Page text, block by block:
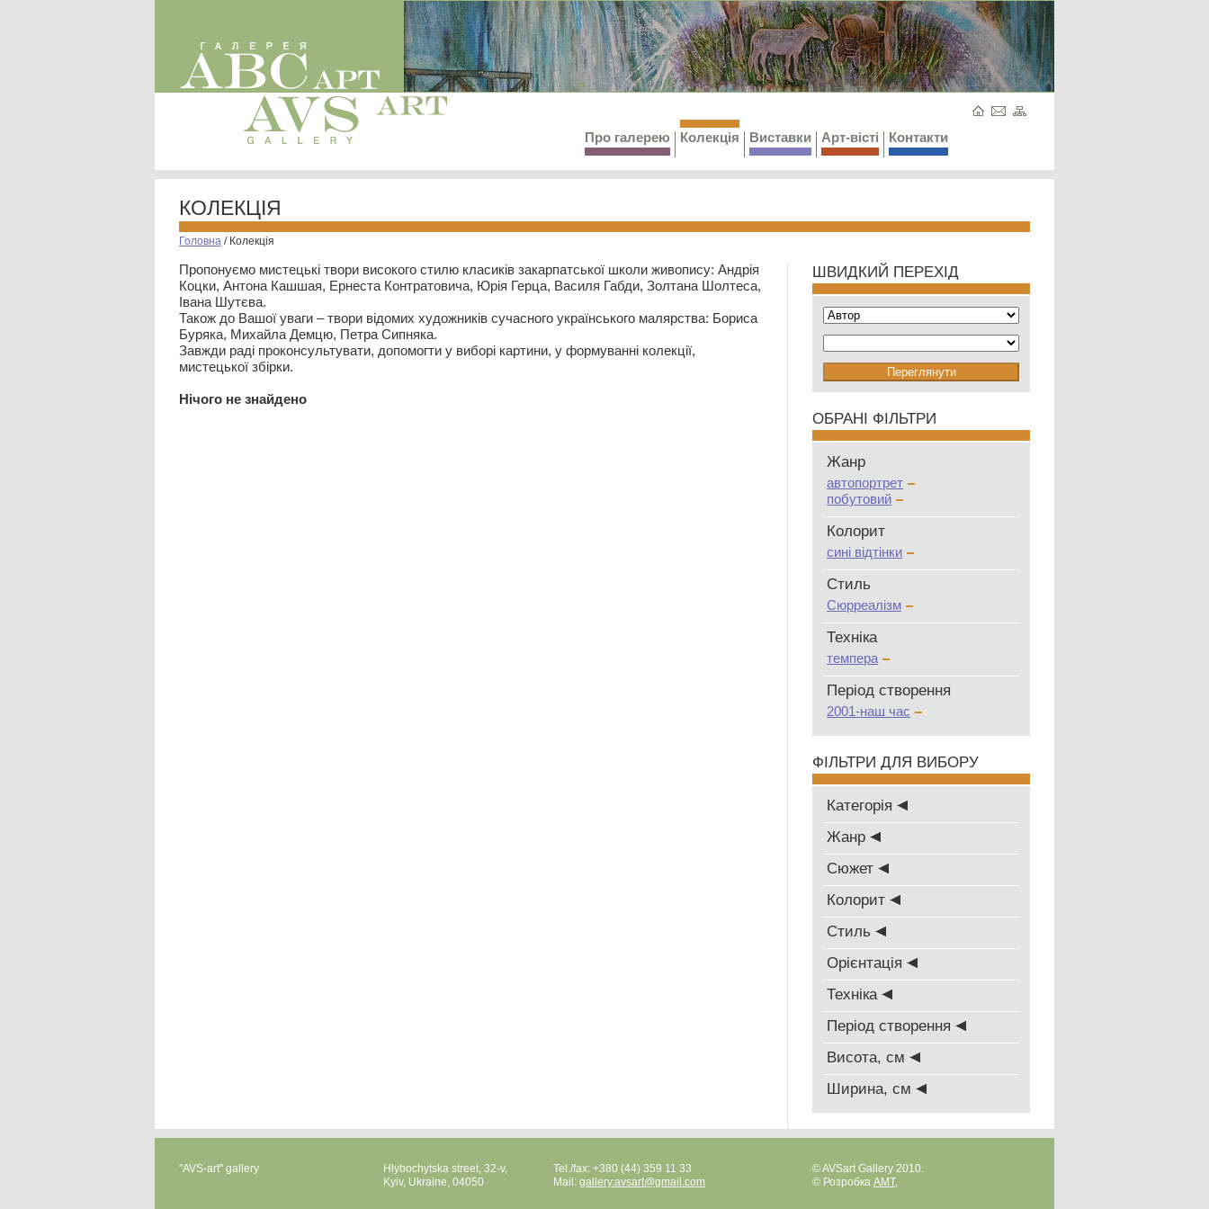
Про галерею Колекція Виставки Арт-вісті Контакти
КОЛЕКЦІЯ
Головна / Колекція
Пропонуємо мистецькі твори високого стилю класиків закарпатської школи живопису: Андрія
Коцки, Антона Кашшая, Ернеста Контратовича, Юрія Герца, Василя Габди, Золтана Шолтеса,
Івана Шутєва.
Також до Вашої уваги – твори відомих художників сучасного українського малярства: Бориса
Буряка, Михайла Демцю, Петра Сипняка.
Завжди раді проконсультувати, допомогти у виборі картини, у формуванні колекції,
мистецької збірки.
Нiчого не знайдено
ШВИДКИЙ ПЕРЕХІД
ОБРАНІ ФІЛЬТРИ
Жанр
автопортрет
побутовий
Колорит
сині відтінки
Стиль
Сюрреалізм
Техніка
темпера
Період створення
2001-наш час
ФІЛЬТРИ ДЛЯ ВИБОРУ
Категорія
Жанр
Сюжет
Колорит
Стиль
Oрієнтація
Техніка
Період створення
Висота, см
Ширина, см
"AVS-art" gallery
Hlybochytska street, 32-v,
Kyiv, Ukraine, 04050
Tel./fax: +380 (44) 359 11 33
Mail: gallery.avsart@gmail.com
© AVSart Gallery 2010.
© Розробка AMT,